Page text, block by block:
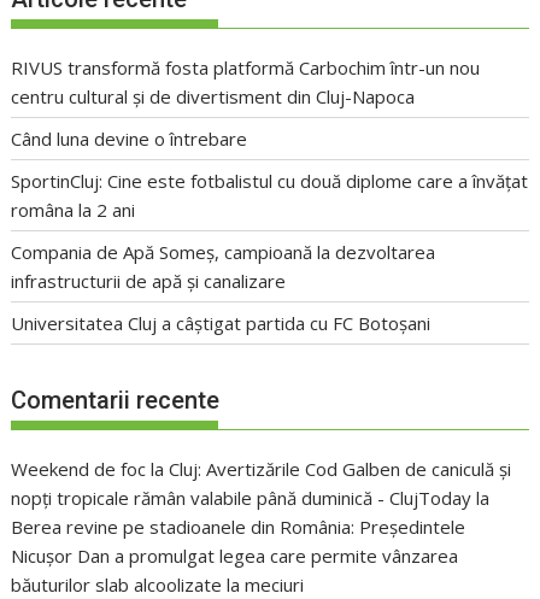
RIVUS transformă fosta platformă Carbochim într-un nou
centru cultural și de divertisment din Cluj-Napoca
Când luna devine o întrebare
SportinCluj: Cine este fotbalistul cu două diplome care a învățat
româna la 2 ani
Compania de Apă Someș, campioană la dezvoltarea
infrastructurii de apă și canalizare
Universitatea Cluj a câștigat partida cu FC Botoșani
Comentarii recente
Weekend de foc la Cluj: Avertizările Cod Galben de caniculă și
nopți tropicale rămân valabile până duminică - ClujToday la
Berea revine pe stadioanele din România: Președintele
Nicușor Dan a promulgat legea care permite vânzarea
băuturilor slab alcoolizate la meciuri